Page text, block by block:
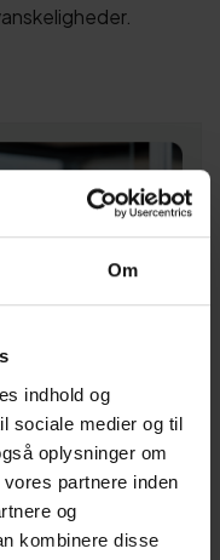
Om
indhold og
sociale medier og til
oplysninger om
partnere inden
og
kombinere disse